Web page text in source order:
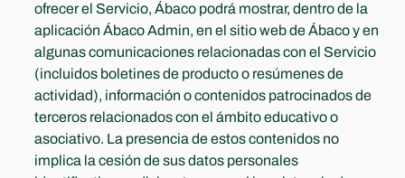
ofrecer el Servicio, Ábaco podrá mostrar, dentro de la
aplicación Ábaco Admin, en el sitio web de Ábaco y en
algunas comunicaciones relacionadas con el Servicio
(incluidos boletines de producto o resúmenes de
actividad), información o contenidos patrocinados de
terceros relacionados con el ámbito educativo o
asociativo. La presencia de estos contenidos no
implica la cesión de sus datos personales